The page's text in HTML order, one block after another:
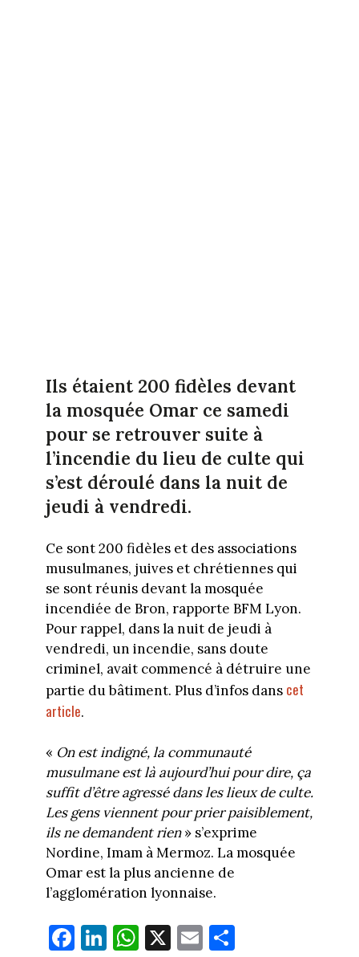
Ils étaient 200 fidèles devant
la mosquée Omar ce samedi
pour se retrouver suite à
l’incendie du lieu de culte qui
s’est déroulé dans la nuit de
jeudi à vendredi.
Ce sont 200 fidèles et des associations
musulmanes, juives et chrétiennes qui
se sont réunis devant la mosquée
incendiée de Bron, rapporte BFM Lyon.
Pour rappel, dans la nuit de jeudi à
vendredi, un incendie, sans doute
criminel, avait commencé à détruire une
partie du bâtiment. Plus d’infos dans cet
article.
« On est indigné, la communauté
musulmane est là aujourd’hui pour dire, ça
suffit d’être agressé dans les lieux de culte.
Les gens viennent pour prier paisiblement,
ils ne demandent rien» s’exprime
Nordine, Imam à Mermoz. La mosquée
Omar est la plus ancienne de
l’agglomération lyonnaise.
Fa Li W X E Pa